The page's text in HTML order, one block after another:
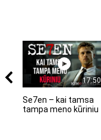
17:50
Se7en – kai tamsa
tampa meno kūriniu